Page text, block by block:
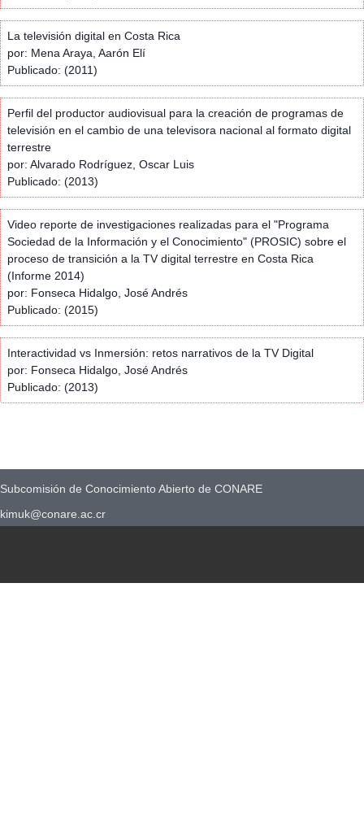
La televisión digital en Costa Rica
por: Mena Araya, Aarón Elí
Publicado: (2011)
Perfil del productor audiovisual para la creación de programas de
televisión en el cambio de una televisora nacional al formato digital
terrestre
por: Alvarado Rodríguez, Oscar Luis
Publicado: (2013)
Video reporte de investigaciones realizadas para el "Programa
Sociedad de la Información y el Conocimiento" (PROSIC) sobre el
proceso de transición a la TV digital terrestre en Costa Rica
(Informe 2014)
por: Fonseca Hidalgo, José Andrés
Publicado: (2015)
Interactividad vs Inmersión: retos narrativos de la TV Digital
por: Fonseca Hidalgo, José Andrés
Publicado: (2013)
Subcomisión de Conocimiento Abierto de CONARE
kimuk@conare.ac.cr